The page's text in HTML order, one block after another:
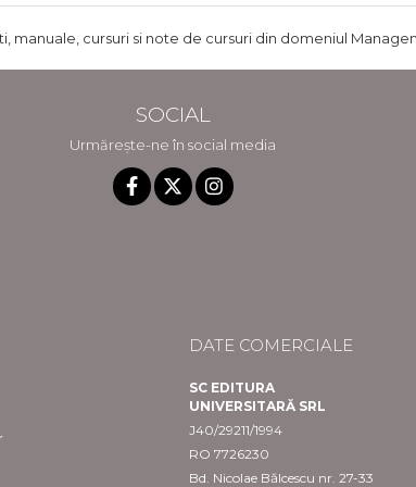
manuale, cursuri si note de cursuri din domeniul
SOCIAL
Urmărește-ne în social media
DATE COMERCIALE
SC EDITURA
UNIVERSITARĂ SRL
J40/29211/1994
RO 7726230
Bd. Nicolae Bălcescu nr. 27-33